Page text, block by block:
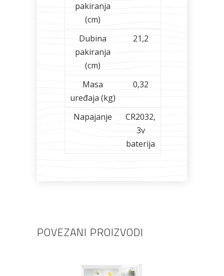
pakiranja
(cm)
Dubina
pakiranja
(cm)
21,2
Masa
uređaja (kg)
0,32
Napajanje
CR2032,
3v
baterija
POVEZANI PROIZVODI